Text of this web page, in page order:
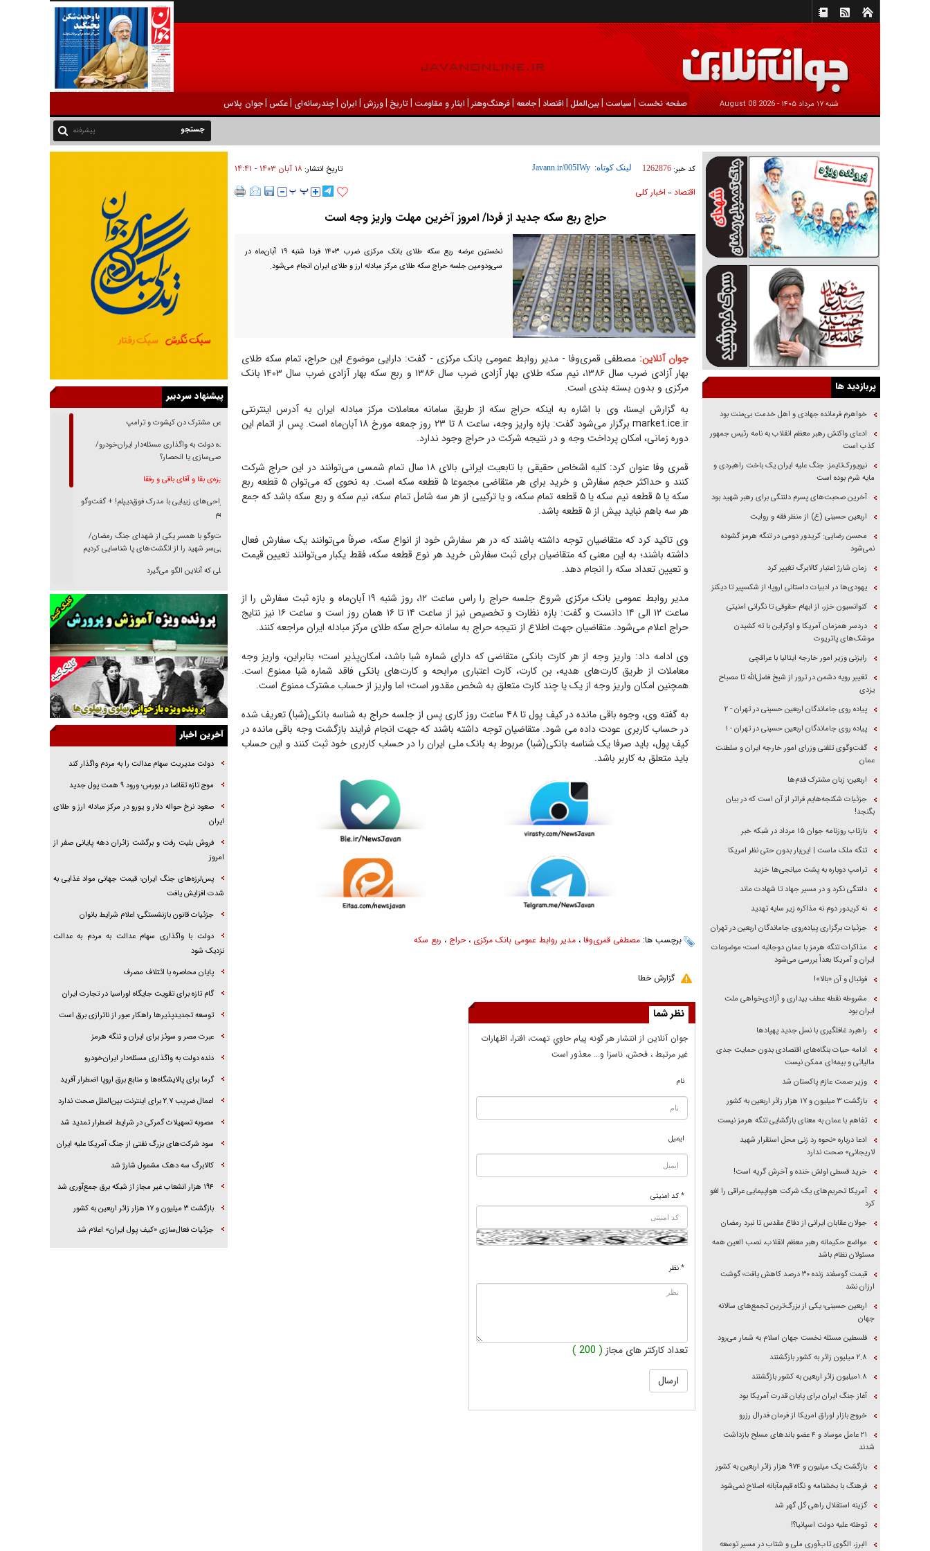
شنبه ۱۷ مرداد ۱۴۰۵ - 2026 August 08 صفحه نخست | سیاست |بين‌الملل | اقتصاد |جامعه |فرهنگ‌و‌هنر | ایثار و مقاومت |تاریخ |ورزش | ايران |چندرسانه‌ای |عکس |جوان پلاس
پیشرفته
کد خبر: 1262876 لینک کوتاه: تاریخ انتشار:۱۸ آبان ۱۴۰۳ - ۱۴:۴۱
اقتصاد» اخبار کلی
حراج ربع سکه جدید از فردا/ امروز آخرین مهلت واریز وجه است
نخستین عرضه ربع سکه طلای بانک مرکزی ضرب ۱۴۰۳ فردا شنبه ۱۹ آبان‌ماه در
سی‌ودومین جلسه حراج سکه طلای مرکز مبادله ارز و طلای ایران انجام می‌شود.
جوان آنلاین: مصطفی قمری‌وفا - مدیر روابط عمومی بانک مرکزی - گفت: دارایی موضوع این حراج، تمام سکه طلای
بهار آزادی ضرب سال ۱۳۸۶، نیم سکه طلای بهار آزادی ضرب سال ۱۳۸۶ و ربع سکه بهار آزادی ضرب سال ۱۴۰۳ بانک
مرکزی و بدون بسته بندی است.
به گزارش ایسنا، وی با اشاره به اینکه حراج سکه از طریق سامانه معاملات مرکز مبادله ایران به آدرس اینترنتی
market.ice.ir برگزار می‌شود گفت: بازه واریز وجه، ساعت ۸ تا ۲۳ روز جمعه مورخ ۱۸ آبان‌ماه است. پس از اتمام این
دوره زمانی، امکان پرداخت وجه و در نتیجه شرکت در حراج وجود ندارد.
قمری وفا عنوان کرد: کلیه اشخاص حقیقی با تابعیت ایرانی بالای ۱۸ سال تمام شمسی می‌توانند در این حراج شرکت
کنند و حداکثر حجم سفارش و خرید برای هر متقاضی مجموعا ۵ قطعه سکه است. به نحوی که می‌توان ۵ قطعه ربع
سکه یا ۵ قطعه نیم سکه یا ۵ قطعه تمام سکه، و یا ترکیبی از هر سه شامل تمام سکه، نیم سکه و ربع سکه باشد که جمع
هر سه باهم نباید بیش از ۵ قطعه باشد.
وی تاکید کرد که متقاضیان توجه داشته باشند که در هر سفارش خود از انواع سکه، صرفاً می‌توانند یک سفارش فعال
داشته باشند؛ به این معنی که متقاضیان برای ثبت سفارش خرید هر نوع قطعه سکه، فقط یکبار می‌توانند تعیین قیمت
و تعیین تعداد سکه را انجام دهد.
مدیر روابط عمومی بانک مرکزی شروع جلسه حراج را راس ساعت ۱۲، روز شنبه ۱۹ آبان‌ماه و بازه ثبت سفارش را از
ساعت ۱۲ الی ۱۴ دانست و گفت: بازه نظارت و تخصیص نیز از ساعت ۱۴ تا ۱۶ همان روز است و ساعت ۱۶ نیز نتایج
حراج اعلام می‌شود. متقاضیان جهت اطلاع از نتیجه حراج به سامانه حراج سکه طلای مرکز مبادله ایران مراجعه کنند.
وی ادامه داد: واریز وجه از هر کارت بانکی متقاضی که دارای شماره شبا باشد، امکان‌پذیر است؛ بنابراین، واریز وجه
معاملات از طریق کارت‌های هدیه، بن کارت، کارت اعتباری مرابحه و کارت‌های بانکی فاقد شماره شبا ممنوع است.
همچنین امکان واریز وجه از یک یا چند کارت متعلق به شخص مقدور است؛ اما واریز از حساب مشترک ممنوع است.
به گفته وی، وجوه باقی مانده در کیف پول تا ۴۸ ساعت روز کاری پس از جلسه حراج به شناسه بانکی(شبا) تعریف شده
در حساب کاربری عودت داده می شود. متقاضیان توجه داشته باشند که جهت انجام فرایند بازگشت وجه باقی مانده در
کیف پول، باید صرفا یک شناسه بانکی(شبا) مربوط به بانک ملی ایران را در حساب کاربری خود ثبت کنند و این حساب
باید متعلق به کاربر باشد.
برچسب ها: مصطفی قمری‌وفا، مدیر روابط عمومی بانک مرکزی ،حراج ، ربع سکه
گزارش خطا
نظر شما
جوان آنلاين از انتشار هر گونه پيام حاوي تهمت، افترا، اظهارات
غير مرتبط ، فحش، ناسزا و... معذور است
نام
ایمیل
* کد امنیتی
* نظر
تعداد کارکتر های مجاز ( 200 )
پربازدید ها
خواهرم فرمانده جهادی و اهل خدمت بی‌منت بود
ادعای واکنش رهبر معظم انقلاب به نامه رئیس جمهور
کذب است
نیویورک‌تایمز: جنگ علیه ایران یک باخت راهبردی و
مایه شرم بوده است
آخرین صحبت‌های پسرم دلتنگی برای رهبر شهید بود
اربعین حسینی (ع) از منظر فقه و روایت
محسن رضایی: کریدور دومی در تنگه هرمز گشوده
نمی‌شود
زمان شارژ اعتبار کالابرگ تغییر کرد
یهودی‌ها در ادبیات داستانی اروپا؛ از شکسپیر تا دیکنز
کنوانسیون خزر، از ابهام حقوقی تا نگرانی امنیتی
دردسر همزمان آمریکا و اوکراین با ته کشیدن
موشک‌های پاتریوت
رایزنی وزیر امور خارجه ایتالیا با عراقچی
تغییر رویه دشمن در ترور از شیخ فضل‌الله تا مصباح
یزدی
پیاده روی جاماندگان اربعین حسینی در تهران - ۲
پیاده روی جاماندگان اربعین حسینی در تهران - ۱
گفت‌وگوی تلفنی وزرای امور خارجه ایران و سلطنت
عمان
اربعین؛ زبان مشترک قدم‌ها
جزئیات شکنجه‌هایم فراتر از آن است که در بیان
بگنجد!
بازتاب روزنامه جوان ۱۵ مرداد در شبکه خبر
تنگه ملک ماست | این‌بار بدون حتی نظر امریکا
ترامپ دوباره به پشت میانجی‌ها خزید
دلتنگی نکرد و در مسیر جهاد تا شهادت ماند
نه کریدور دوم نه مذاکره زیر سایه تهدید
جزئیات برگزاری پیاده‌روی جاماندگان اربعین در تهران
مذاکرات تنگه هرمز با عمان دوجانبه است؛ موضوعات
ایران و آمریکا بعداً بررسی می‌شود
فوتبال و آن «بالا»!
مشروطه نقطه عطف بیداری و آزادی‌خواهی ملت
ایران بود
راهبرد غافلگیری با نسل جدید پهپاد‌ها
ادامه حیات بنگاه‌های اقتصادی بدون حمایت جدی
مالیاتی و بیمه‌ای ممکن نیست
وزیر صمت عازم پاکستان شد
بازگشت ۳ میلیون و ۱۷ هزار زائر اربعین به کشور
تفاهم با عمان به معنای بازگشایی تنگه هرمز نیست
ادعا درباره «نحوه رد زنی محل استقرار شهید
لاریجانی» صحت ندارد
خرید قسطی اولش خنده و آخرش گریه است!
آمریکا تحریم‌های یک شرکت هواپیمایی عراقی را لغو
کرد
جولان عقابان ایرانی از دفاع مقدس تا نبرد رمضان
مواضع حکیمانه رهبر معظم انقلاب، نصب العین همه
مسئولان نظام باشد
قیمت گوسفند زنده ۳۰ درصد کاهش یافت؛ گوشت
ارزان نشد
اربعین حسینی؛ یکی از بزرگ‌ترین تجمع‌های سالانه
جهان
فلسطین مسئله نخست جهان اسلام به شمار می‌رود
۲.۸ میلیون زائر به کشور بازگشتند
۱.۸میلیون زائر اربعین به کشور بازگشتند
آغاز جنگ ایران برای پایان قدرت آمریکا بود
خروج بازار اوراق امریکا از فرمان فدرال رزرو
۲۱ عامل موساد و ۴ عضو باند‌های مسلح بازداشت
شدند
بازگشت یک میلیون و ۹۷۴ هزار زائر اربعین به کشور
فرهنگ با بخشنامه و نگاه قیم‌مآبانه اصلاح نمی‌شود
گزینه استقلال راهی گل گهر شد
توطئه علیه دولت اسپانیا؟!
البرز، الگوی تاب‌آوری ملی و شتاب در مسیر توسعه
پیشنهاد سردبیر
رقص مشترک دن کیشوت و ترامپ
دنده دولت به واگذاری مسئله‌دار ایران‌خودرو/
خصوصی‌سازی یا انحصار؟
غریزه‌ی بقا و آقای باقی و رفقا
جراحی‌های زیبایی با مدرک فوق‌دیپلم! + گفت‌وگو
با متهم
گفت‌وگو با همسر یکی از شهدای جنگ رمضان/
پیکر بی‌سر شهید را از انگشت‌های پا شناسایی کردیم
نسلی که آنلاین الگو می‌گیرد
گفت‌وگو با آیت‌الله جاودان/ جفای مخالفان مکانت
معنوی رهبر شهید را ارتقا می‌داد
راننده مست به قانون می‌خندد
همه آقای دوربینی شده‌ایم!
قصه ناتمام سرویس مدارس
آیا مقاومت فلسطین خلع‌سلاح می‌شود؟
الگوی وحدت‌آفرین در ادراک سیاست خارجی
گفتگوی دکتر اخوان مدیرمسئول روزنامه جوان با
آخرین اخبار
دولت مدیریت سهام عدالت را به مردم واگذار کند
موج تازه تقاضا در بورس؛ ورود ۹ همت پول جدید
صعود نرخ حواله دلار و یورو در مرکز مبادله ارز و طلای
ایران
فروش بلیت رفت و برگشت زائران دهه پایانی صفر از
امروز
پس‌لرزه‌های جنگ ایران؛ قیمت جهانی مواد غذایی به
شدت افزایش یافت
جزئیات قانون بازنشستگی؛ اعلام شرایط بانوان
دولت با واگذاری سهام عدالت به مردم به عدالت
نزدیک شود
پایان محاصره با ائتلاف مصرف
گام تازه برای تقویت جایگاه اوراسیا در تجارت ایران
توسعه تجدیدپذیر‌ها راهکار عبور از ناترازی برق است
عبرت مصر و سوئز برای ایران و تنگه هرمز
دنده دولت به واگذاری مسئله‌دار ایران‌خودرو
گرما برای پالایشگاه‌ها و منابع برق اروپا اضطرار آفرید
اعمال ضریب ۲.۷ برای اینترنت بین‌الملل صحت ندارد
مصوبه تسهیلات گمرکی در شرایط اضطرار تمدید شد
سود شرکت‌های بزرگ نفتی از جنگ آمریکا علیه ایران
کالابرگ سه دهک مشمول شارژ شد
۱۹۴ هزار انشعاب غیر مجاز از شبکه برق جمع‌آوری شد
بازگشت ۳ میلیون و ۱۷ هزار زائر اربعین به کشور
جزئیات فعال‌سازی «کیف پول ایران» اعلام شد